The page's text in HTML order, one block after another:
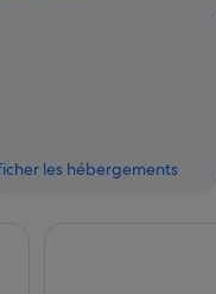
les hébergements